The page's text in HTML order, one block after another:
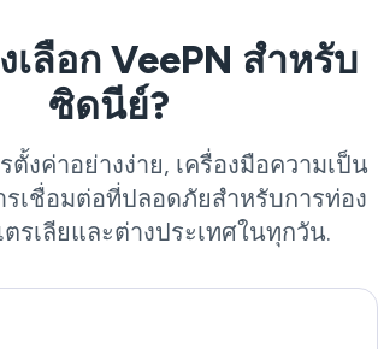
เลือก VeePN สำหรับ
ซิดนีย์?
ตั้งค่าอย่างง่าย, เครื่องมือความเป็น
รเชื่อมต่อที่ปลอดภัยสำหรับการท่อง
ตรเลียและต่างประเทศในทุกวัน.